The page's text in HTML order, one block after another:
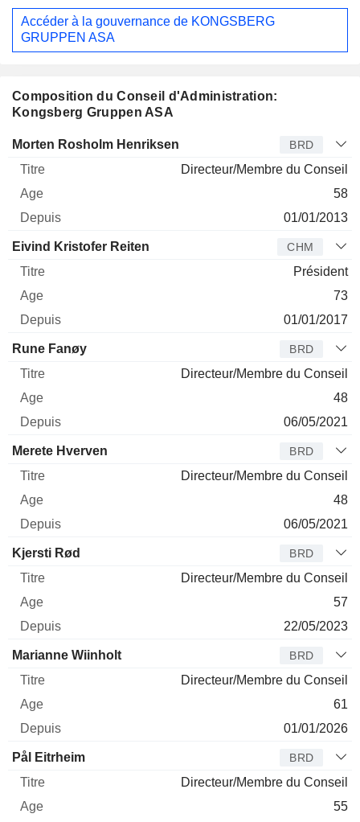
Accéder à la gouvernance de KONGSBERG
GRUPPEN ASA
Composition du Conseil d'Administration:
Kongsberg Gruppen ASA
Administrateur Titre Age Depuis
Morten Rosholm Henriksen BRD
Directeur/Membre du Conseil
58
01/01/2013
Eivind Kristofer Reiten CHM
Président
73
01/01/2017
Rune Fanøy BRD
Directeur/Membre du Conseil
48
06/05/2021
Merete Hverven BRD
Directeur/Membre du Conseil
48
06/05/2021
Kjersti Rød BRD
Directeur/Membre du Conseil
57
22/05/2023
Marianne Wiinholt BRD
Directeur/Membre du Conseil
61
01/01/2026
Pål Eitrheim BRD
Directeur/Membre du Conseil
55